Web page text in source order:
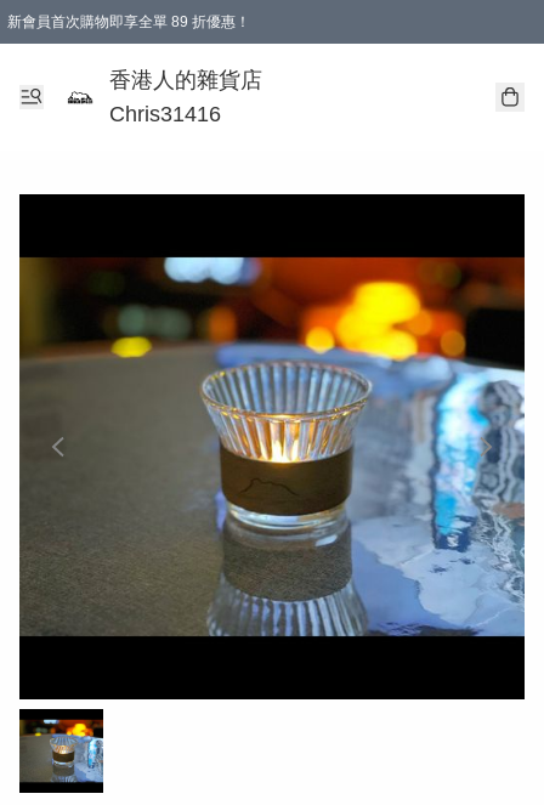
新會員首次購物即享全單 89 折優惠！
購物滿 HKD 499.00即享免運費優惠！（適用於 本地送貨、本地取貨 )
【滿 $300 專屬驚喜：無聲信物（最後一批）】
香港人的雜貨店
Chris31416